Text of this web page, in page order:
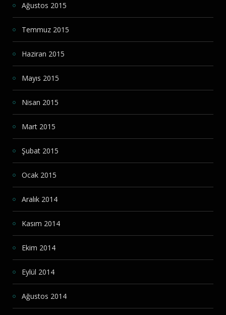
Ağustos 2015
Temmuz 2015
Haziran 2015
Mayıs 2015
Nisan 2015
Mart 2015
Şubat 2015
Ocak 2015
Aralık 2014
Kasım 2014
Ekim 2014
Eylül 2014
Ağustos 2014